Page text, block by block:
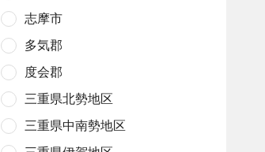
志摩市
多気郡
度会郡
三重県北勢地区
三重県中南勢地区